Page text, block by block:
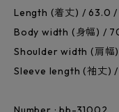
Length (着丈) / 63.0
Body width (身幅) /
Shoulder width (肩
Sleeve length (袖丈)